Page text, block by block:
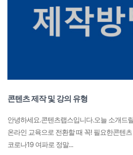
콘텐츠 제작 및 강의 유형
안녕하세요.콘텐츠랩스입니다.​오늘 소개드
온라인 교육으로 전환할 때 꼭! 필요한콘텐
코로나19 여파로 정말...